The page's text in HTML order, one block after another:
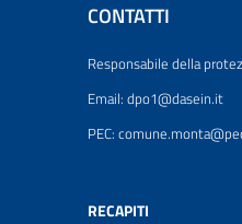
CONTATTI
Responsabile della
Email: dpo1@dasein.it
PEC:
RECAPITI